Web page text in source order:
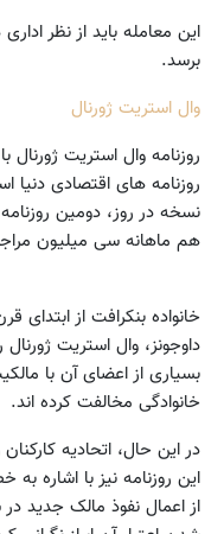
این معامله باید از نظر
برسد.
وال استریت ژورنال
روزنامه های اقتصادی دنیا
نسخه در روز، دومین
هم ماهانه سی میلیون
خانواده بنکرافت از
داوجونز، وال استریت
بسیاری از اعضای آن با
خانوادگی مخالفت کرده اند.
در این حال، اتحادیه
این روزنامه نیز با اشاره
از اعمال نفوذ مالک جدید